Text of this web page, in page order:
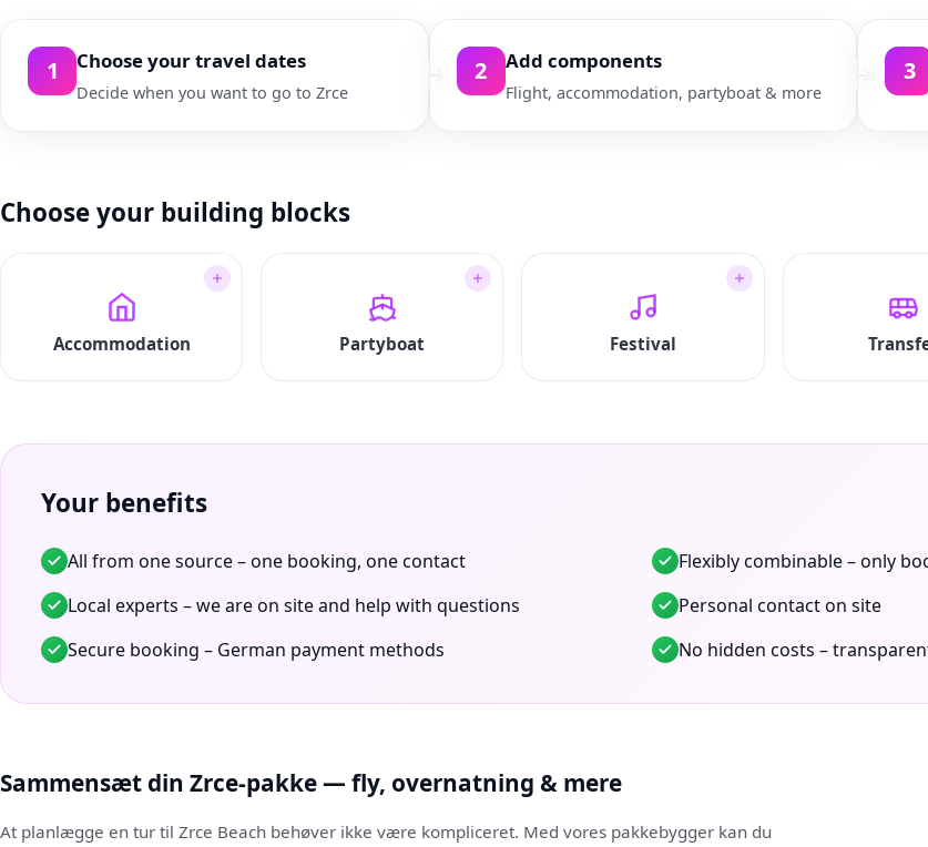
1 Choose your travel dates
Decide when you want to go to Zrce
2 Add components
Flight, accommodation, partyboat & more
3
Choose your building blocks
Accommodation Partyboat Festival
Your benefits
All from one source – one booking, one contact
Flexibly combinable – only
Local experts – we are on site and help with questions
Personal contact on site
Secure booking – German payment methods
No hidden costs –
Sammensæt din Zrce-pakke — fly, overnatning & mere
At planlægge en tur til Zrce Beach behøver ikke være kompliceret. Med vores pakkebygger kan du